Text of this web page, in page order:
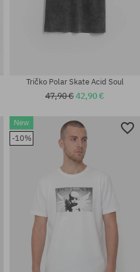
Dostupné veľkosti:
M; L; XL
Tričko Polar Skate Acid Soul
47,90 €42,90 €
New
-10%